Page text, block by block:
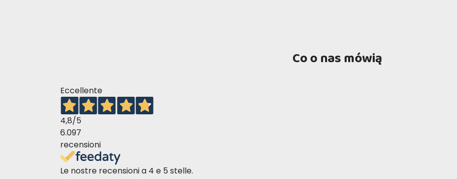
Co o nas mówią
Eccellente
4,8/5
6.097
recensioni
Le nostre recensioni a 4 e 5 stelle.